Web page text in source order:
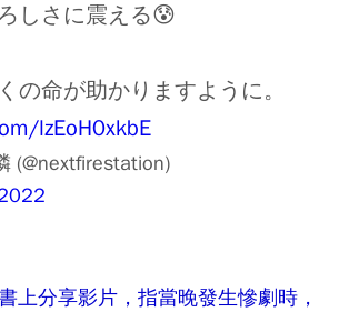
しさに震える😰
の命が助かりますように。
lzEoH0xkbE
(@nextfirestation)
上分享影片，指當晚發生慘劇時，